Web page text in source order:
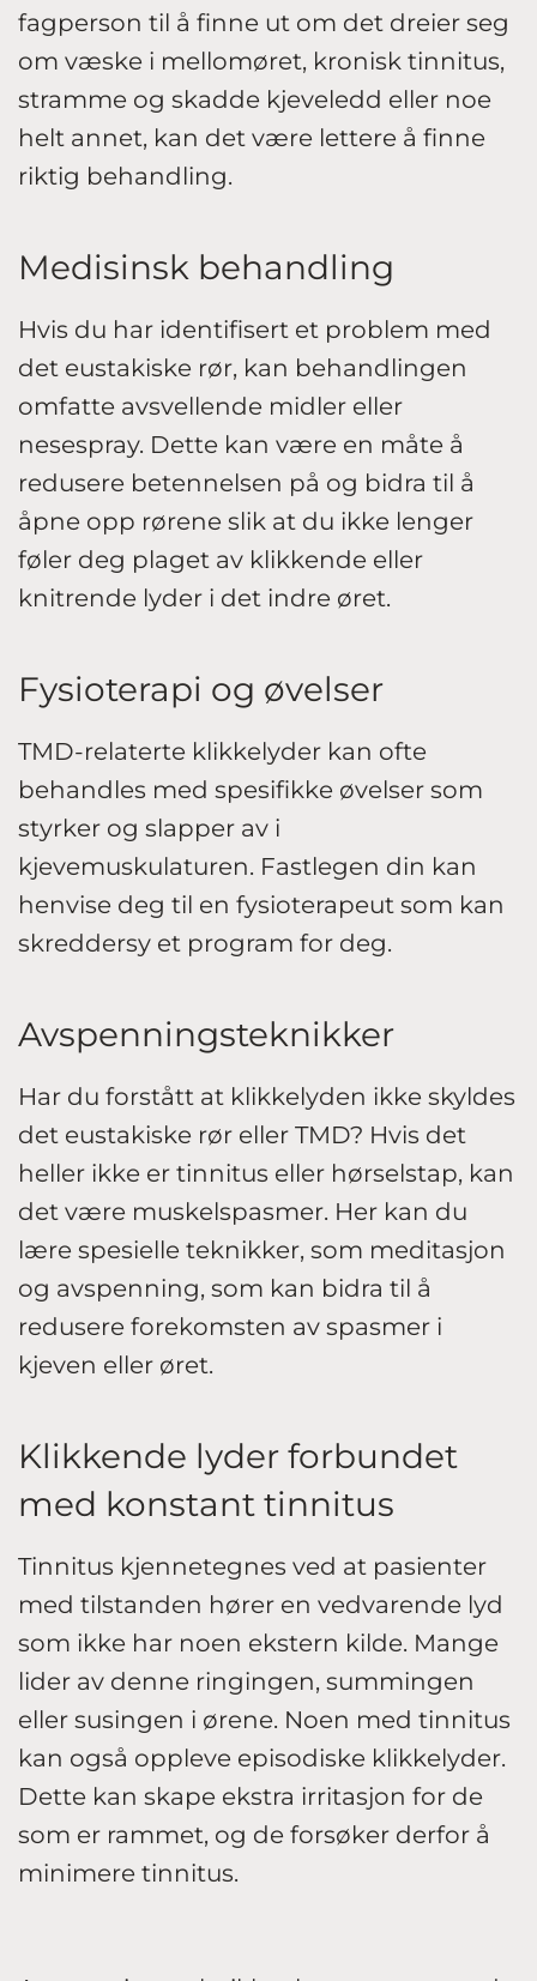
fagperson til å finne ut om det dreier seg
om væske i mellomøret, kronisk tinnitus,
stramme og skadde kjeveledd eller noe
helt annet, kan det være lettere å finne
riktig behandling.
Medisinsk behandling
Hvis du har identifisert et problem med
det eustakiske rør, kan behandlingen
omfatte avsvellende midler eller
nesespray. Dette kan være en måte å
redusere betennelsen på og bidra til å
åpne opp rørene slik at du ikke lenger
føler deg plaget av klikkende eller
knitrende lyder i det indre øret.
Fysioterapi og øvelser
TMD-relaterte klikkelyder kan ofte
behandles med spesifikke øvelser som
styrker og slapper av i
kjevemuskulaturen. Fastlegen din kan
henvise deg til en fysioterapeut som kan
skreddersy et program for deg.
Avspenningsteknikker
Har du forstått at klikkelyden ikke skyldes
det eustakiske rør eller TMD? Hvis det
heller ikke er tinnitus eller hørselstap, kan
det være muskelspasmer. Her kan du
lære spesielle teknikker, som meditasjon
og avspenning, som kan bidra til å
redusere forekomsten av spasmer i
kjeven eller øret.
Klikkende lyder forbundet
med konstant tinnitus
Tinnitus kjennetegnes ved at pasienter
med tilstanden hører en vedvarende lyd
som ikke har noen ekstern kilde. Mange
lider av denne ringingen, summingen
eller susingen i ørene. Noen med tinnitus
kan også oppleve episodiske klikkelyder.
Dette kan skape ekstra irritasjon for de
som er rammet, og de forsøker derfor å
minimere tinnitus.